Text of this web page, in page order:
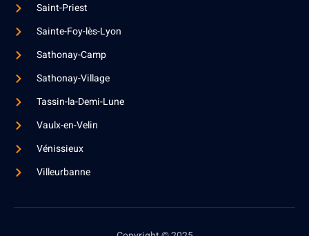
Saint-Priest
Sainte-Foy-lès-Lyon
Sathonay-Camp
Sathonay-Village
Tassin-la-Demi-Lune
Vaulx-en-Velin
Vénissieux
Villeurbanne